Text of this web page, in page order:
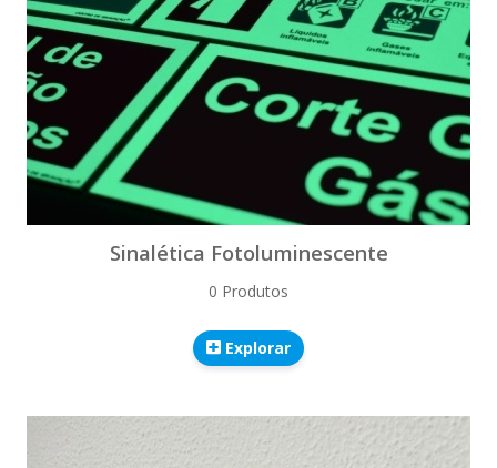
Sinalética Fotoluminescente
0 Produtos
Explorar